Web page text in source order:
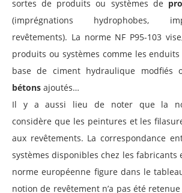
sortes de produits ou systèmes de
(imprégnations hydrophobes,
revêtements). La norme NF P95-103
produits ou systèmes comme les
base de ciment hydraulique modfiés
bétons ajoutés…
Il y a aussi lieu de noter que la
considère que les peintures et les
aux revêtements. La correspondance
systèmes disponibles chez les fabricants
norme européenne figure dans le
notion de revêtement n’a pas été